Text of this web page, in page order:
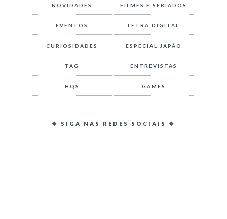
NOVIDADES FILMES E SERIADOS
EVENTOS LETRA DIGITAL
CURIOSIDADES ESPECIAL JAPÃO
TAG ENTREVISTAS
HQS GAMES
❖ SIGA NAS REDES SOCIAIS ❖